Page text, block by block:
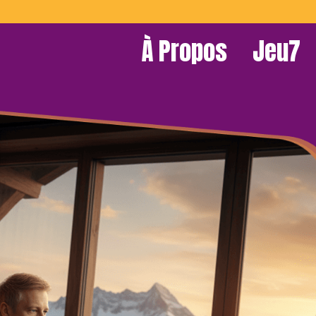
À Propos Jeu7